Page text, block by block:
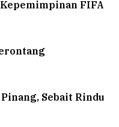
FIFA
Sebait Rindu